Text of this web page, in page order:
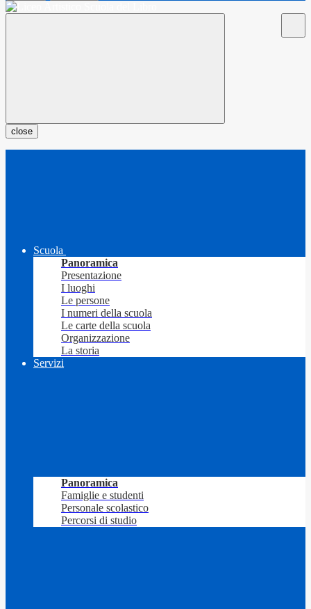
close
Scuola
Panoramica
Presentazione
I luoghi
Le persone
I numeri della scuola
Le carte della scuola
Organizzazione
La storia
Servizi
Panoramica
Famiglie e studenti
Personale scolastico
Percorsi di studio